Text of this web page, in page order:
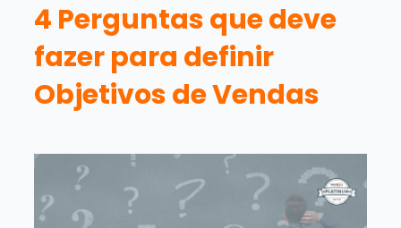
4 Perguntas que deve
fazer para definir
Objetivos de Vendas